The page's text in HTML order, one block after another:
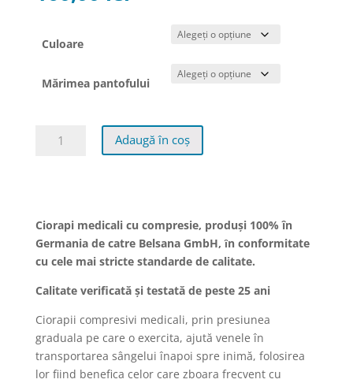
Culoare
Mărimea pantofului
Cantitate
unisex,
trei
sferturi
cu
vârf
închis,
Germania
Adaugă în coș
Ciorapi medicali cu compresie, produși 100% în
Germania de catre Belsana GmbH, ȋn conformitate
cu cele mai stricte standarde de calitate.
Calitate verificată şi testată de peste 25 ani
Ciorapii compresivi medicali, prin presiunea
graduala pe care o exercita, ajută venele în
transportarea sângelui înapoi spre inimă, folosirea
lor fiind benefica celor care zboara frecvent cu